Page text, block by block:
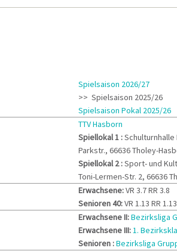
Spielsaison 2026/27
>> Spielsaison 2025/26
Spielsaison Pokal 2025/26
TTV Hasborn
Spiellokal 1 :Schulturnhalle
Parkstr., 66636 Tholey-
Spiellokal 2 :Sport- und
Toni-Lermen-Str. 2, 66636
Erwachsene:VR 3.7 RR 3.8
Senioren 40:VR 1.13 RR 1.13
Erwachsene II:Bezirksliga
Erwachsene III:1.
Senioren :Bezirksliga